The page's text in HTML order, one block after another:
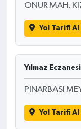
ONUR MAH.
Yol Tarifi Al
Yılmaz Eczanesi
PINARBASI
Yol Tarifi Al